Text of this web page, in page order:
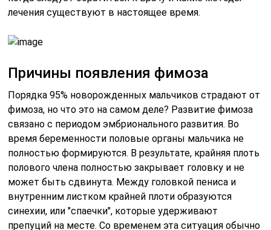
лечения существуют в настоящее время.
Причины появления фимоза
Порядка 95% новорожденных мальчиков страдают от
фимоза, но что это на самом деле? Развитие фимоза
связано с периодом эмбрионального развития. Во
время беременности половые органы мальчика не
полностью формируются. В результате, крайняя плоть
полового члена полностью закрывает головку и не
может быть сдвинута. Между головкой пениса и
внутренним листком крайней плоти образуются
синехии, или "спаечки", которые удерживают
препуций на месте. Со временем эта ситуация обычно